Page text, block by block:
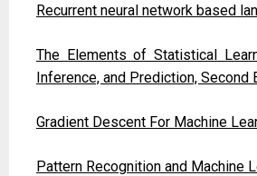
Recurrent neural network based
The Elements of Statistical
Inference, and Prediction, Second
Gradient Descent For Machine
Pattern Recognition and Machine